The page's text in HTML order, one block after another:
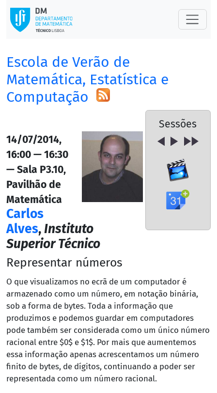
Escola de Verão de
Matemática, Estatística e
Computação
Sessões
14/07/2014,
16:00 — 16:30
— Sala P3.10,
Pavilhão de
Matemática
Carlos
Alves,Instituto
Superior Técnico
Representar números
O que visualizamos no ecrã de um computador é
armazenado como um número, em notação binária,
sob a forma de bytes. Toda a informação que
produzimos e podemos guardar em computadores
pode também ser considerada como um único número
racional entre $0$ e $1$. Por mais que aumentemos
essa informação apenas acrescentamos um número
finito de bytes, de dígitos, continuando a poder ser
representada como um número racional.